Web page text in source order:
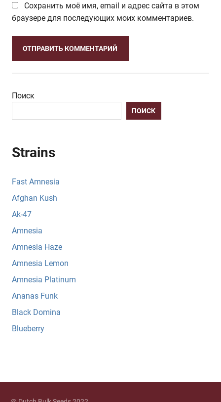
Сохранить моё имя, email и адрес сайта в этом
браузере для последующих моих комментариев.
Поиск
ПОИСК
Strains
Fast Amnesia
Afghan Kush
Ak-47
Amnesia
Amnesia Haze
Amnesia Lemon
Amnesia Platinum
Ananas Funk
Black Domina
Blueberry